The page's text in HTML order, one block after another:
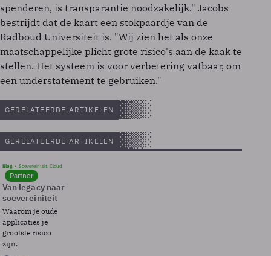
spenderen, is transparantie noodzakelijk." Jacobs
bestrijdt dat de kaart een stokpaardje van de
Radboud Universiteit is. "Wij zien het als onze
maatschappelijke plicht grote risico's aan de kaak te
stellen. Het systeem is voor verbetering vatbaar, om
een understatement te gebruiken."
GERELATEERDE ARTIKELEN
GERELATEERDE ARTIKELEN
Blog Soevereinteit, Cloud
Partner
Van legacy naar
soevereiniteit
Waarom je oude
applicaties je
grootste risico
zijn.